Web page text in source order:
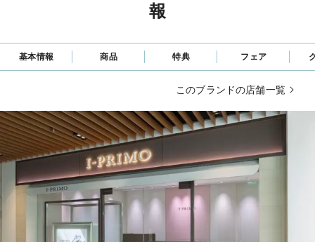
報
基本情報 商品 特典 フェア
このブランドの店舗一覧